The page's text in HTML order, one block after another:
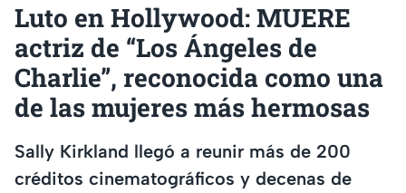
Luto en Hollywood: MUERE
actriz de “Los Ángeles de
Charlie”, reconocida como una
de las mujeres más hermosas
Sally Kirkland llegó a reunir más de 200
créditos cinematográficos y decenas de